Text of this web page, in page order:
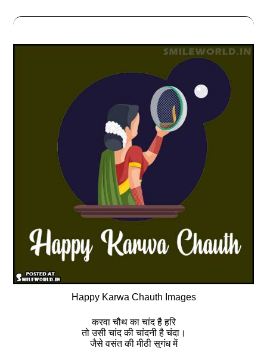
Happy Karwa Chauth Images
करवा चौथ का चांद है हरि
तो उसी चांद की चांदनी है चंदा।
जैसे वसंत की मीठी सुगंध में